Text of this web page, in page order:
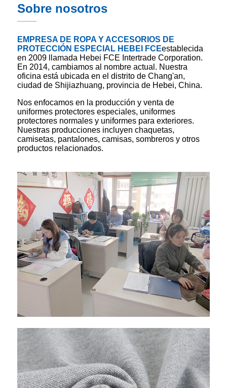
Sobre nosotros
EMPRESA DE ROPA Y ACCESORIOS DE
PROTECCIÓN ESPECIAL HEBEI FCEestablecida
en 2009 llamada Hebei FCE Intertrade Corporation.
En 2014, cambiamos al nombre actual. Nuestra
oficina está ubicada en el distrito de Chang'an,
ciudad de Shijiazhuang, provincia de Hebei, China.
Nos enfocamos en la producción y venta de
uniformes protectores especiales, uniformes
protectores normales y uniformes para exteriores.
Nuestras producciones incluyen chaquetas,
camisetas, pantalones, camisas, sombreros y otros
productos relacionados.